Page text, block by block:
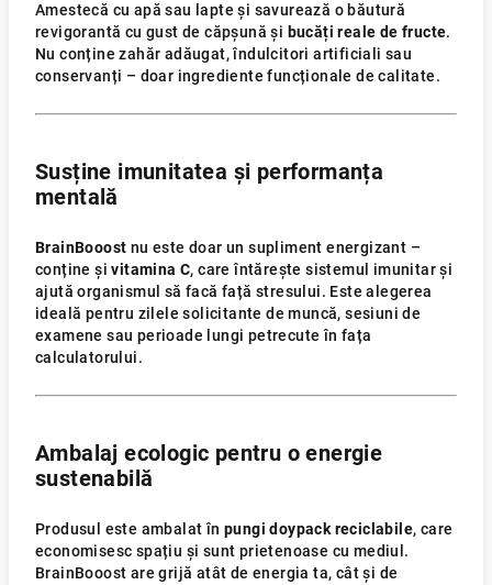
Amestecă cu apă sau lapte și savurează o băutură
revigorantă cu gust de căpșună și bucăți reale de fructe.
Nu conține zahăr adăugat, îndulcitori artificiali sau
conservanți – doar ingrediente funcționale de calitate.
Susține imunitatea și performanța
mentală
BrainBooost nu este doar un supliment energizant –
conține șivitamina C, care întărește sistemul imunitar și
ajută organismul să facă față stresului. Este alegerea
ideală pentru zilele solicitante de muncă, sesiuni de
examene sau perioade lungi petrecute în fața
calculatorului.
Ambalaj ecologic pentru o energie
sustenabilă
Produsul este ambalat în pungi doypack reciclabile, care
economisesc spațiu și sunt prietenoase cu mediul.
BrainBooost are grijă atât de energia ta, cât și de